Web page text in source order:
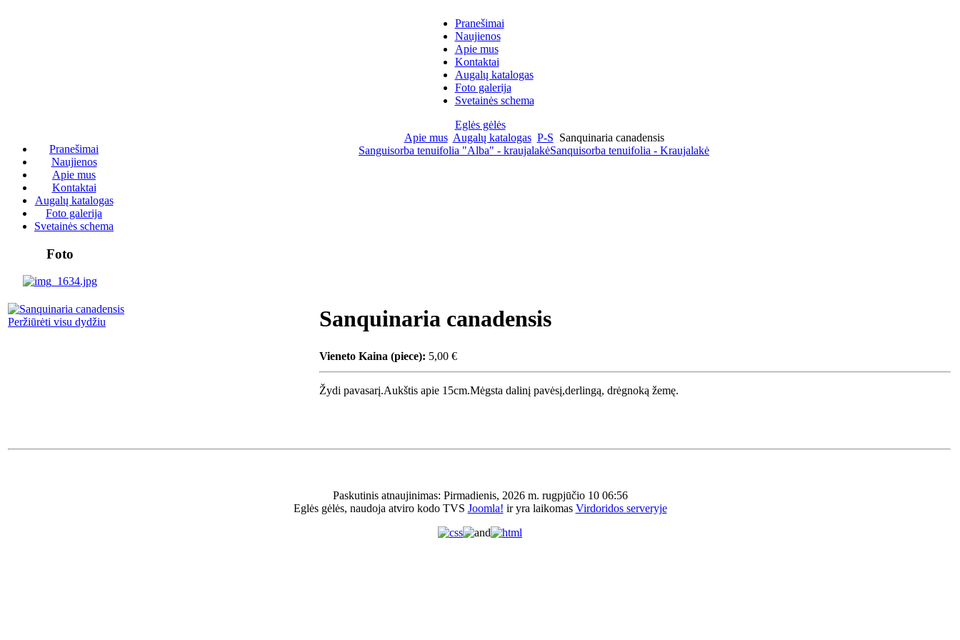
Pranešimai
Naujienos
Apie mus
Kontaktai
Augalų katalogas
Foto galerija
Svetainės schema
Eglės gėlės
Pranešimai
Naujienos
Apie mus
Kontaktai
Augalų katalogas
Foto galerija
Svetainės schema
Foto
Apie mus Augalų katalogas P-S Sanquinaria canadensis
Sanguisorba tenuifolia "Alba" - kraujalakėSanquisorba tenuifolia - Kraujalakė
Peržiūrėti visu dydžiu Sanquinaria canadensis
Vieneto Kaina (piece): 5,00 €
Žydi pavasarį.Aukštis apie 15cm.Mėgsta dalinį pavėsį,derlingą, drėgnoką žemę.
Paskutinis atnaujinimas: Pirmadienis, 2026 m. rugpjūčio 10 06:56
Eglės gėlės, naudoja atviro kodo TVS Joomla! ir yra laikomas Virdoridos serveryje